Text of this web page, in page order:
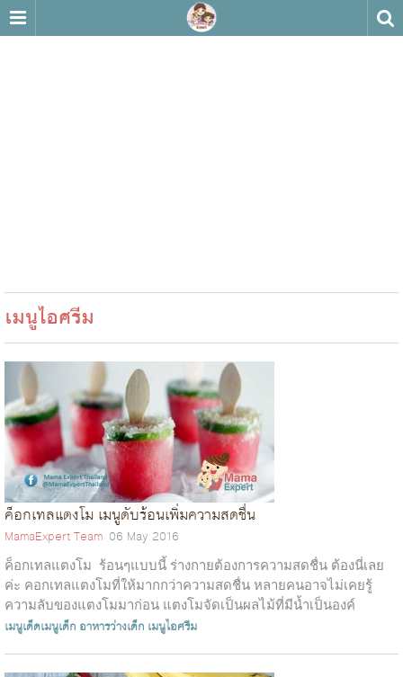
เมนูไอศรีม
ค็อกเทลแตงโม เมนูดับร้อนเพิ่มความสดชื่น
MamaExpert Team 06 May 2016
ค็อกเทลแตงโม ร้อนๆแบบนี้ ร่างกายต้องการความสดชื่น ต้องนี่เลย
ค่ะ คอกเทลแตงโมที่ให้มากกว่าความสดชื่น หลายคนอาจไม่เคยรู้
ความลับของแตงโมมาก่อน แตงโมจัดเป็นผลไม้ที่มีน้ำเป็นองค์
ประกอบสูงสุดและ...
เมนูเด็ดเมนูเด็ก อาหารว่างเด็ก เมนูไอศรีม